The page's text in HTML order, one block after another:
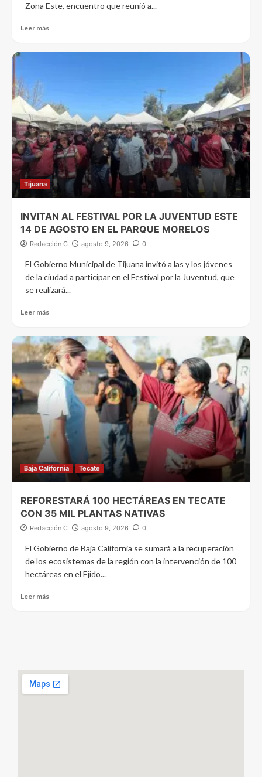
Zona Este, encuentro que reunió a...
Leer más
Tijuana
INVITAN AL FESTIVAL POR LA JUVENTUD ESTE
14 DE AGOSTO EN EL PARQUE MORELOS
Redacción C agosto 9, 2026 0
El Gobierno Municipal de Tijuana invitó a las y los jóvenes
de la ciudad a participar en el Festival por la Juventud, que
se realizará...
Leer más
Baja California Tecate
REFORESTARÁ 100 HECTÁREAS EN TECATE
CON 35 MIL PLANTAS NATIVAS
Redacción C agosto 9, 2026 0
El Gobierno de Baja California se sumará a la recuperación
de los ecosistemas de la región con la intervención de 100
hectáreas en el Ejido...
Leer más